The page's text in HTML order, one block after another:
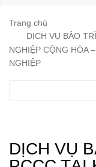
Trang chủ
DỊCH VỤ BẢO
NGHIỆP CỘNG HÒA
NGHIỆP
DỊCH VỤ